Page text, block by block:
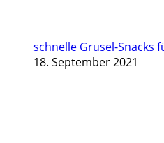
schnelle Grusel-Snacks
18. September 2021